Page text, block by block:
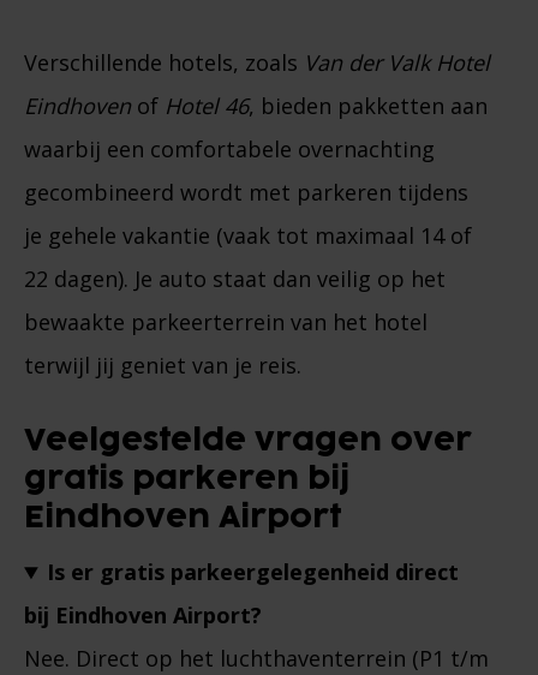
Verschillende hotels, zoals Van der Valk Hotel
Eindhoven of Hotel 46, bieden pakketten aan
waarbij een comfortabele overnachting
gecombineerd wordt met parkeren tijdens
je gehele vakantie (vaak tot maximaal 14 of
22 dagen). Je auto staat dan veilig op het
bewaakte parkeerterrein van het hotel
terwijl jij geniet van je reis.
Veelgestelde vragen over
gratis parkeren bij
Eindhoven Airport
Is er gratis parkeergelegenheid direct
bij Eindhoven Airport?
Nee. Direct op het luchthaventerrein (P1 t/m